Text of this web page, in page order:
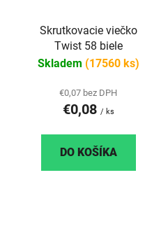
Skrutkovacie viečko
Twist 58 biele
Skladem (17560 ks)
€0,07 bez DPH
€0,08 / ks
DO KOŠÍKA